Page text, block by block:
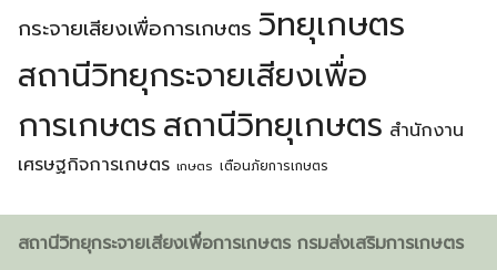
กระจายเสียงเพื่อการเกษตร วิทยุเกษตร
สถานีวิทยุกระจายเสียงเพื่อ
การเกษตรสถานีวิทยุเกษตร สำนักงาน
เศรษฐกิจการเกษตร เกษตร เตือนภัยการเกษตร
สถานีวิทยุกระจายเสียงเพื่อการเกษตร กรมส่งเสริมการเกษตร